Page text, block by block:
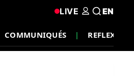
COMMUNIQUÉS REFLEXION
LIVE EN